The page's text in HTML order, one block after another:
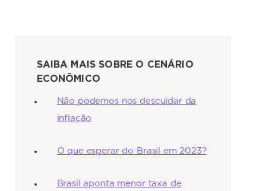
SAIBA MAIS SOBRE O CENÁRIO
ECONÔMICO
Não podemos nos descuidar da
inflação
O que esperar do Brasil em 2023?
Brasil aponta menor taxa de